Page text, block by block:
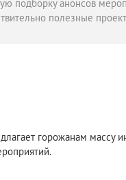
подборку анонсов
полезные
горожанам массу